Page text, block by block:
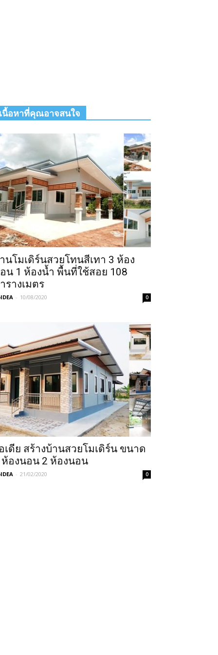
เนื้อหาที่คุณอาจสนใจ
นโมเดิร์นสวยโทนสีเทา 3 ห้อง
น 1 ห้องน้ำ พื้นที่ใช้สอย 108
รางเมตร
- 10/08/2020 0
เดีย สร้างบ้านสวยโมเดิร์น ขนาด
ห้องนอน 2 ห้องนอน
- 21/02/2020 0